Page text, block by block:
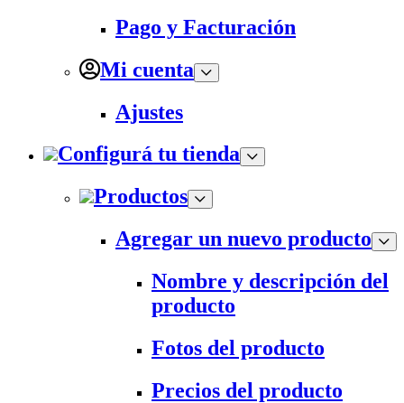
Pago y Facturación
Mi cuenta
Ajustes
Configurá tu tienda
Productos
Agregar un nuevo producto
Nombre y descripción del
producto
Fotos del producto
Precios del producto